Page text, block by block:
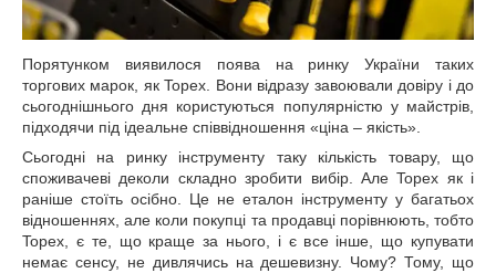
Порятунком виявилося поява на ринку України таких
торгових марок, як Topex. Вони відразу завоювали довіру і до
сьогоднішнього дня користуються популярністю у майстрів,
підходячи під ідеальне співвідношення «ціна – якість».
Сьогодні на ринку інструменту таку кількість товару, що
споживачеві деколи складно зробити вибір. Але Topex як і
раніше стоїть осібно. Це не еталон інструменту у багатьох
відношеннях, але коли покупці та продавці порівнюють, тобто
Topex, є те, що краще за нього, і є все інше, що купувати
немає сенсу, не дивлячись на дешевизну. Чому? Тому, що